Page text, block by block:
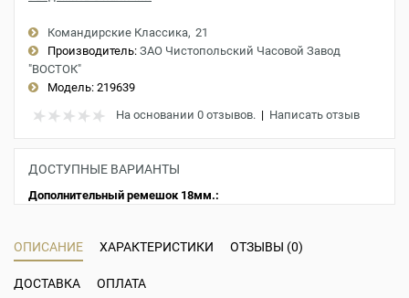
Командирские Классика 21
Производитель: ЗАО Чистопольский Часовой Завод
"ВОСТОК"
Модель: 219639
На основании 0 отзывов. | Написать отзыв
ДОСТУПНЫЕ ВАРИАНТЫ
Дополнительный ремешок 18мм.:
ОПИСАНИЕ ХАРАКТЕРИСТИКИ ОТЗЫВЫ (0)
ДОСТАВКА ОПЛАТА